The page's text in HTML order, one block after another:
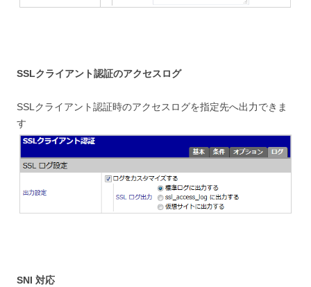
SSLクライアント認証のアクセスログ
SSLクライアント認証時のアクセスログを指定先へ出力できま
す
SNI 対応